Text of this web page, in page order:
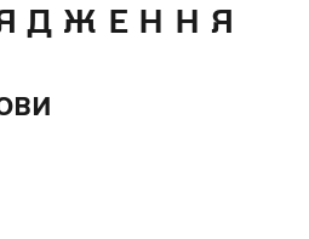
Д Ж Е Н Н Я